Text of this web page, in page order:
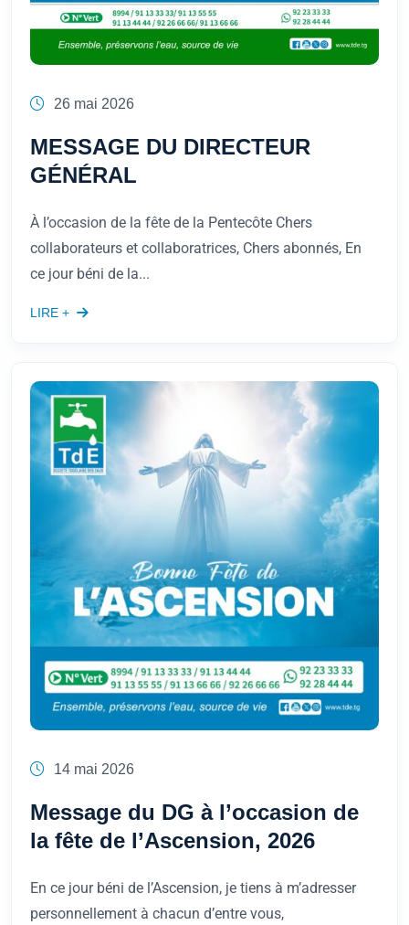
26 mai 2026
MESSAGE DU DIRECTEUR
GÉNÉRAL
À l’occasion de la fête de la Pentecôte Chers
collaborateurs et collaboratrices, Chers abonnés, En
ce jour béni de la...
LIRE +
14 mai 2026
Message du DG à l’occasion de
la fête de l’Ascension, 2026
En ce jour béni de l’Ascension, je tiens à m’adresser
personnellement à chacun d’entre vous,